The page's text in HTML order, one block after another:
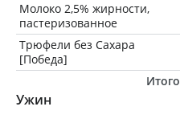
Молоко 2,5% жирности,
пастеризованное
Трюфели без Сахара
[Победа]
Итого
Ужин